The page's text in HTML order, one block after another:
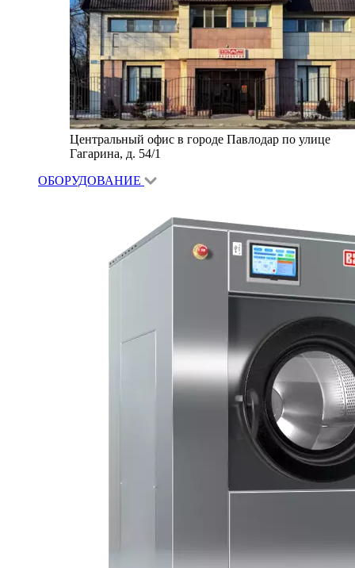
Центральный офис в городе Павлодар по улице
Гагарина, д. 54/1
ОБОРУДОВАНИЕ